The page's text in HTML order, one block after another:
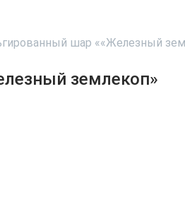
шар ««Железный
землекоп»